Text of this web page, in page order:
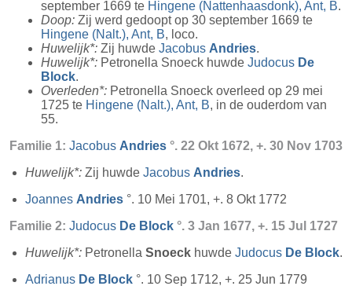
september 1669 te Hingene (Nattenhaasdonk), Ant, B.
Doop: Zij werd gedoopt op 30 september 1669 te
Hingene (Nalt.), Ant, B, loco.
Huwelijk*: Zij huwde Jacobus Andries.
Huwelijk*: Petronella Snoeck huwde Judocus De
Block.
Overleden*: Petronella Snoeck overleed op 29 mei
1725 te Hingene (Nalt.), Ant, B, in de ouderdom van
55.
Familie 1: Jacobus Andries °. 22 Okt 1672, +. 30 Nov 1703
Huwelijk*: Zij huwde Jacobus Andries.
Joannes Andries °. 10 Mei 1701, +. 8 Okt 1772
Familie 2: Judocus De Block °. 3 Jan 1677, +. 15 Jul 1727
Huwelijk*: Petronella Snoeck huwde Judocus De Block.
Adrianus De Block °. 10 Sep 1712, +. 25 Jun 1779